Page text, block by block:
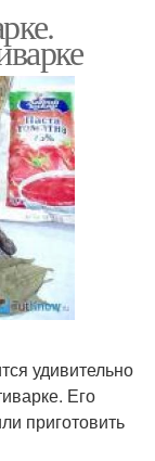
удивительно
Его
приготовить